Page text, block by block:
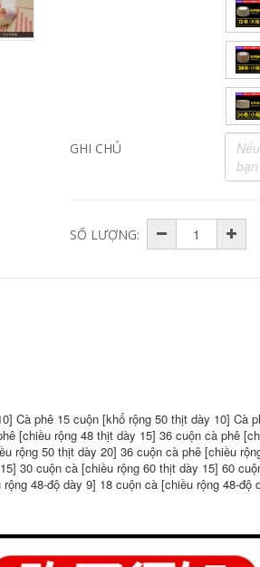
và trắng Băng
Cảnh sát
Tầng
sát Huang Hai
thị băng Bán
thị băng rộng
Băng mặt đất
GHI CHÚ
SỐ LƯỢNG:
Cà phê 15 cuộn [khổ rộng 50 thịt dày 10] Cà
[chiều rộng 48 thịt dày 15] 36 cuộn cà phê
rộng 50 thịt dày 20] 36 cuộn cà phê [chiều
30 cuộn cà [chiều rộng 60 thịt dày 15] 60
48-độ dày 9] 18 cuộn cà [chiều rộng 48-độ